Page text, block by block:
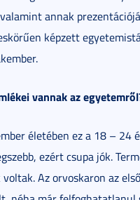
annak
képzett
vannak az
életében ez a 18 – 24
ezért csupa jók.
voltak. Az orvoskaron az